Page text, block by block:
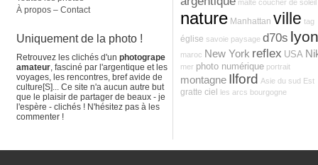
À propos – Contact
Uniquement de la photo !
Retrouvez les clichés d'un photogrape
amateur, fasciné par l'argentique et les
voyages, les rencontres, bref avide de
culture[S]... Ce site n'a aucun autre but
que le plaisir de partager de beaux - je
l'espère - clichés ! N'hésitez pas à les
commenter !
malte coucher de soleil
nature Manhattan ville tag
église savoie paysage d70s lyon
maroc New York reflex USA
mer photo numérique portrait
montagne Ilford Asie du sud Est
gratte ciel les arcs bourgogne